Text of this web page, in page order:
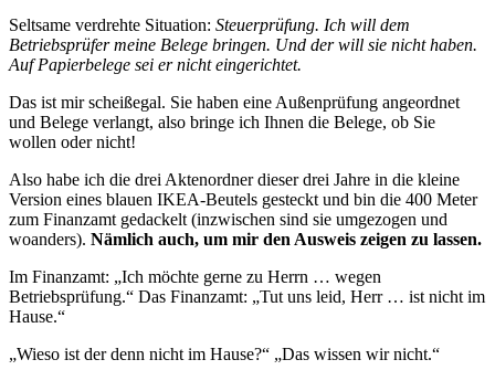
Seltsame verdrehte Situation: Steuerprüfung. Ich will dem
Betriebsprüfer meine Belege bringen. Und der will sie nicht haben.
Auf Papierbelege sei er nicht eingerichtet.
Das ist mir scheißegal. Sie haben eine Außenprüfung angeordnet
und Belege verlangt, also bringe ich Ihnen die Belege, ob Sie
wollen oder nicht!
Also habe ich die drei Aktenordner dieser drei Jahre in die kleine
Version eines blauen IKEA-Beutels gesteckt und bin die 400 Meter
zum Finanzamt gedackelt (inzwischen sind sie umgezogen und
woanders). Nämlich auch, um mir den Ausweis zeigen zu lassen.
Im Finanzamt: „Ich möchte gerne zu Herrn … wegen
Betriebsprüfung.“ Das Finanzamt: „Tut uns leid, Herr … ist nicht im
Hause.“
„Wieso ist der denn nicht im Hause?“ „Das wissen wir nicht.“